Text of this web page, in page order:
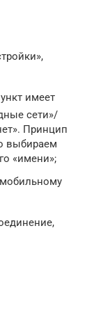
имеет
сети»/
Принцип
выбираем
«имени»;